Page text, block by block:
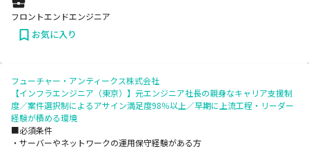
フロントエンドエンジニア
お気に入り
フューチャー・アンティークス株式会社
【インフラエンジニア（東京）】元エンジニア社長の親身なキャリア支援制
度／案件選択制によるアサイン満足度98％以上／早期に上流工程・リーダー
経験が積める環境
■必須条件
・サーバーやネットワークの運用保守経験がある方